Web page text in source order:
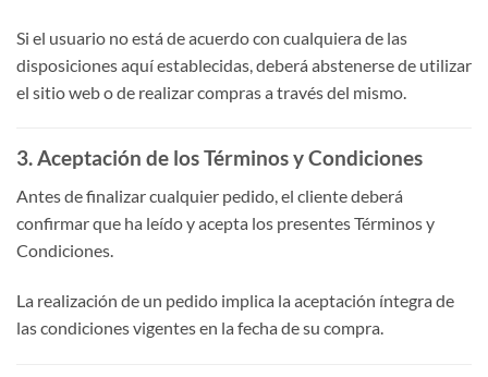
Si el usuario no está de acuerdo con cualquiera de las
disposiciones aquí establecidas, deberá abstenerse de utilizar
el sitio web o de realizar compras a través del mismo.
3. Aceptación de los Términos y Condiciones
Antes de finalizar cualquier pedido, el cliente deberá
confirmar que ha leído y acepta los presentes Términos y
Condiciones.
La realización de un pedido implica la aceptación íntegra de
las condiciones vigentes en la fecha de su compra.